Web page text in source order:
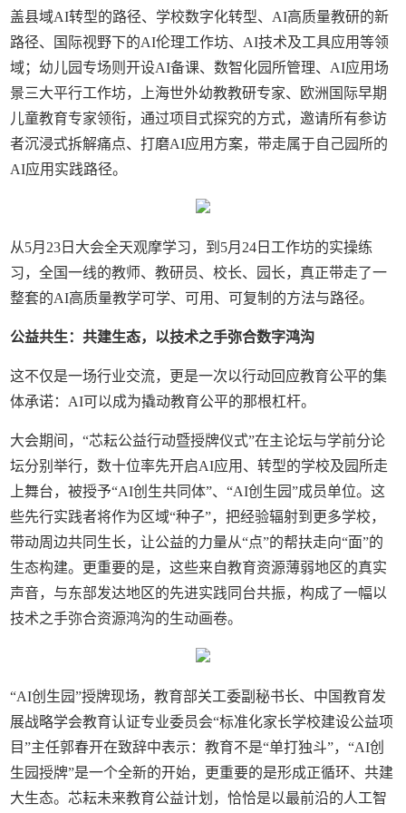
盖县域AI转型的路径、学校数字化转型、AI高质量教研的新
路径、国际视野下的AI伦理工作坊、AI技术及工具应用等领
域；幼儿园专场则开设AI备课、数智化园所管理、AI应用场
景三大平行工作坊，上海世外幼教教研专家、欧洲国际早期
儿童教育专家领衔，通过项目式探究的方式，邀请所有参访
者沉浸式拆解痛点、打磨AI应用方案，带走属于自己园所的
AI应用实践路径。
从5月23日大会全天观摩学习，到5月24日工作坊的实操练
习，全国一线的教师、教研员、校长、园长，真正带走了一
整套的AI高质量教学可学、可用、可复制的方法与路径。
公益共生：共建生态，以技术之手弥合数字鸿沟
这不仅是一场行业交流，更是一次以行动回应教育公平的集
体承诺：AI可以成为撬动教育公平的那根杠杆。
大会期间，“芯耘公益行动暨授牌仪式”在主论坛与学前分论
坛分别举行，数十位率先开启AI应用、转型的学校及园所走
上舞台，被授予“AI创生共同体”、“AI创生园”成员单位。这
些先行实践者将作为区域“种子”，把经验辐射到更多学校，
带动周边共同生长，让公益的力量从“点”的帮扶走向“面”的
生态构建。更重要的是，这些来自教育资源薄弱地区的真实
声音，与东部发达地区的先进实践同台共振，构成了一幅以
技术之手弥合资源鸿沟的生动画卷。
“AI创生园”授牌现场，教育部关工委副秘书长、中国教育发
展战略学会教育认证专业委员会“标准化家长学校建设公益项
目”主任郭春开在致辞中表示：教育不是“单打独斗”，“AI创
生园授牌”是一个全新的开始，更重要的是形成正循环、共建
大生态。芯耘未来教育公益计划，恰恰是以最前沿的人工智